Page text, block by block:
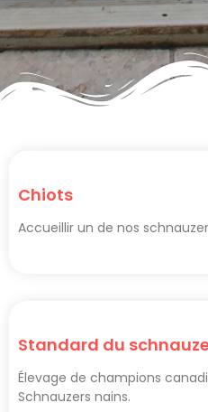
Chiots
Accueillir un de nos
Standard du
Élevage de champions
Schnauzers nains.